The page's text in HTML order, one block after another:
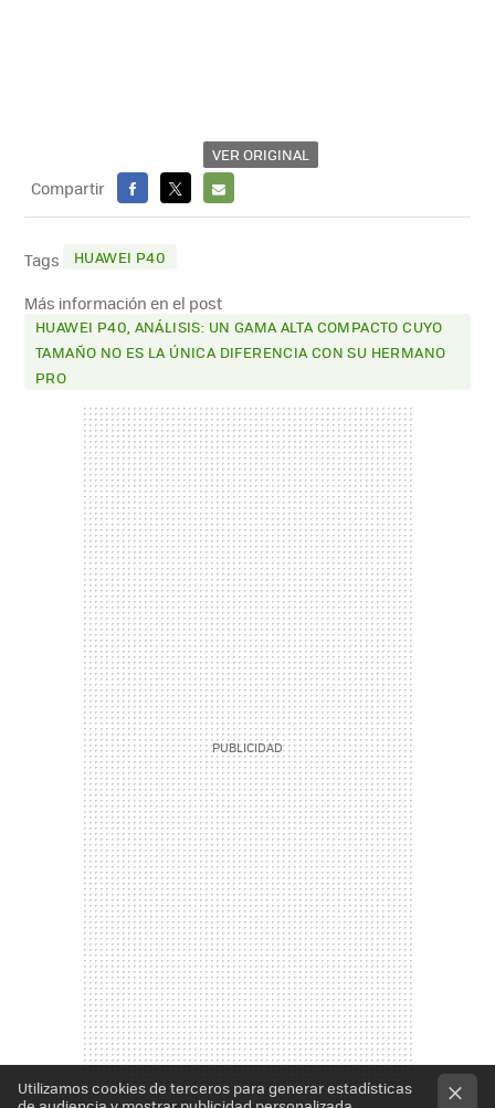
VER ORIGINAL
Compartir
FACEBOOK
X
E-
Tags HUAWEI P40
Más información en el post
HUAWEI P40, ANÁLISIS: UN GAMA ALTA COMPACTO CUYO
TAMAÑO NO ES LA ÚNICA DIFERENCIA CON SU HERMANO
PRO
Utilizamos cookies de terceros para generar estadísticas